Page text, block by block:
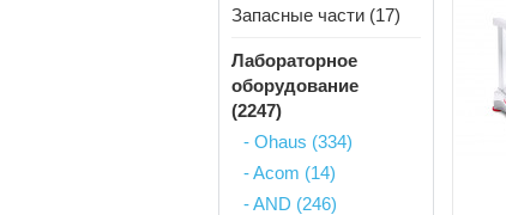
Запасные части (17)
Лабораторное
оборудование
(2247)
- Ohaus (334)
- Acom (14)
- AND (246)